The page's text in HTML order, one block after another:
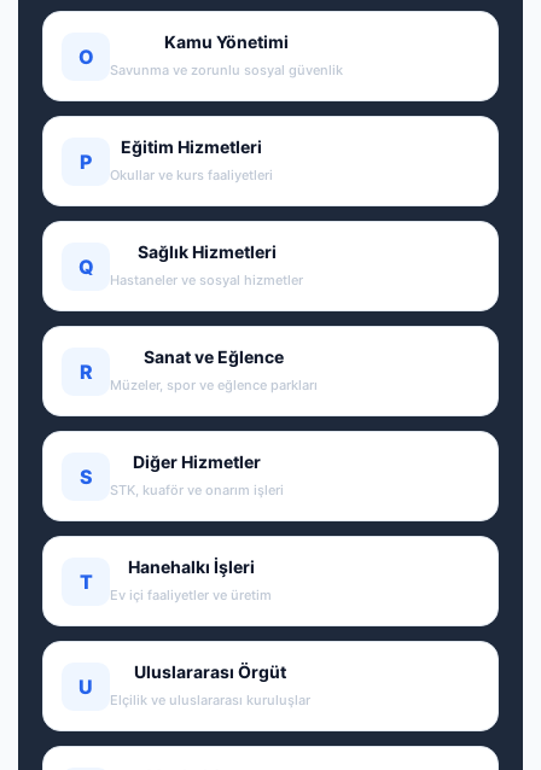
O
Kamu Yönetimi
Savunma ve zorunlu sosyal güvenlik
P
Eğitim Hizmetleri
Okullar ve kurs faaliyetleri
Q
Sağlık Hizmetleri
Hastaneler ve sosyal hizmetler
R
Sanat ve Eğlence
Müzeler, spor ve eğlence parkları
S
Diğer Hizmetler
STK, kuaför ve onarım işleri
T
Hanehalkı İşleri
Ev içi faaliyetler ve üretim
U
Uluslararası Örgüt
Elçilik ve uluslararası kuruluşlar